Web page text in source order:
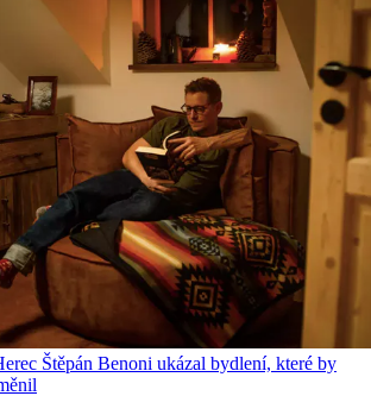
Štěpán Benoni ukázal bydlení, které by